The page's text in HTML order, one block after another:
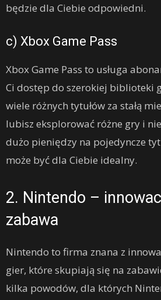
będzie dla Ciebie odpowiedni.
c) Xbox Game Pass
Xbox Game Pass to usługa
Ci dostęp do szerokiej biblioteki
wiele różnych tytułów za stałą
lubisz eksplorować różne gry i
dużo pieniędzy na pojedyncze
może być dla Ciebie idealny.
2. Nintendo –
zabawa
Nintendo to firma znana z
gier, które skupiają się na
kilka powodów, dla których